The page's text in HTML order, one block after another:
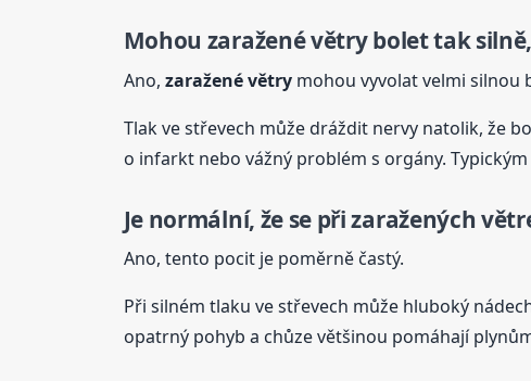
Mohou zaraženévětrybolet tak
Ano, zaraženévětrymohou vyvolat velmi silnou
Tlak ve střevech může dráždit nervy natolik, že
o infarkt nebo vážný problém s orgány.
Je normální, že se při zaražených
Ano, tento pocit je poměrně častý.
Při silném tlaku ve střevech může hluboký
opatrný pohyb a chůze většinou pomáhají